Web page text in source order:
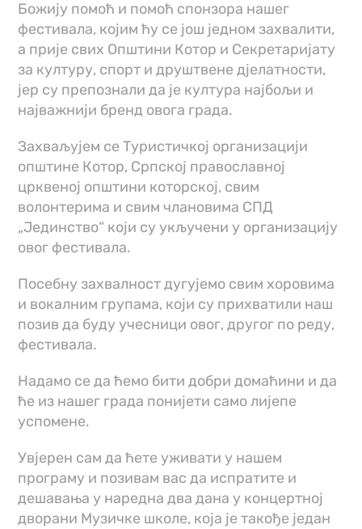
Божију помоћ и помоћ спонзора нашег
фестивала, којим ћу се још једном захвалити,
а прије свих Општини Котор и Секретаријату
за културу, спорт и друштвене д‌јелатности,
јер су препознали да је култура најбољи и
најважнији бренд овога града.
Захваљујем се Туристичкој организацији
општине Котор, Српској православној
црквеној општини которској, свим
волонтерима и свим члановима СПД
„Јединство“ који су укључени у организацију
овог фестивала.
Посебну захвалност дугујемо свим хоровима
и вокалним групама, који су прихватили наш
позив да буду учесници овог, другог по реду,
фестивала.
Надамо се да ћемо бити добри домаћини и да
ће из нашег града понијети само лијепе
успомене.
Увјерен сам да ћете уживати у нашем
програму и позивам вас да испратите и
дешавања у наредна два дана у концертној
дворани Музичке школе, која је такође један